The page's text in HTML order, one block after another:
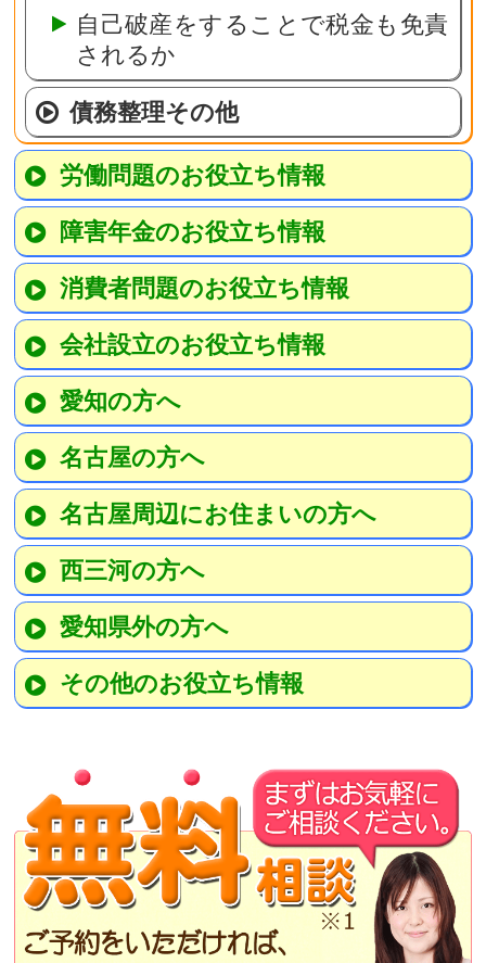
自己破産をすることで税金も免責
されるか
債務整理その他
労働問題のお役立ち情報
障害年金のお役立ち情報
消費者問題のお役立ち情報
会社設立のお役立ち情報
愛知の方へ
名古屋の方へ
名古屋周辺にお住まいの方へ
西三河の方へ
愛知県外の方へ
その他のお役立ち情報